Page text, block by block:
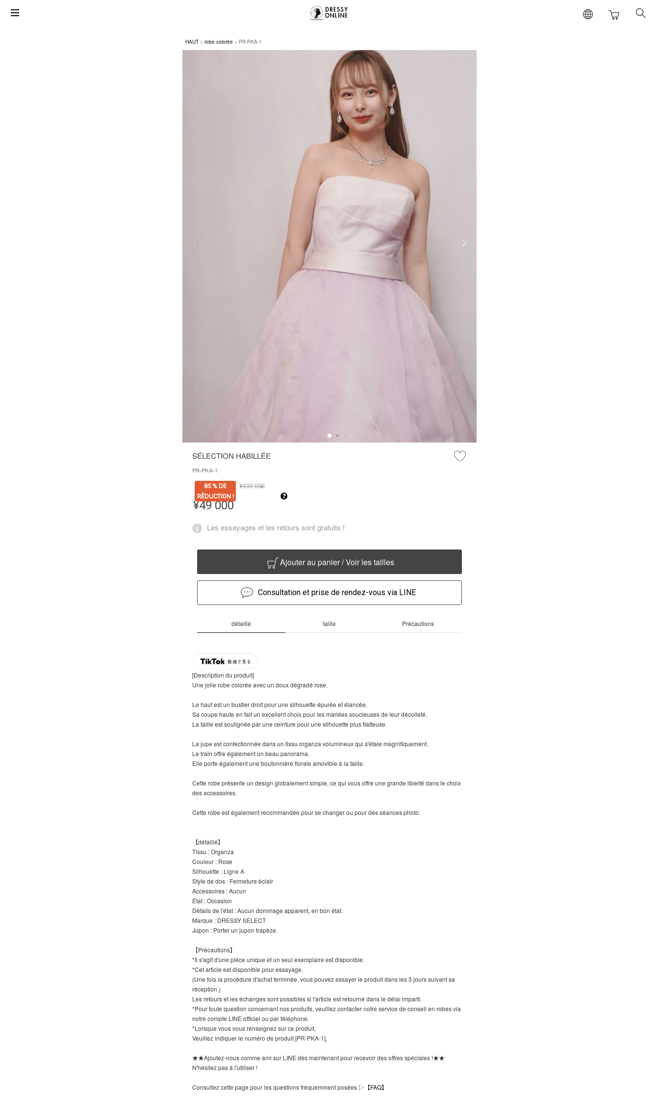
HAUT robe colorée PR-PKA-1
SÉLECTION HABILLÉE
PR-PKA-1
¥330 000
↓
85 % DE
RÉDUCTION !
¥49 000
Les essayages et les retours sont gratuits !
Ajouter au panier / Voir les tailles
Consultation et prise de rendez-vous via LINE
détaillé taille Précautions
[Description du produit]
Une jolie robe colorée avec un doux dégradé rose.
Le haut est un bustier droit pour une silhouette épurée et élancée.
Sa coupe haute en fait un excellent choix pour les mariées soucieuses de leur décolleté.
La taille est soulignée par une ceinture pour une silhouette plus flatteuse.
La jupe est confectionnée dans un tissu organza volumineux qui s'étale magnifiquement.
Le train offre également un beau panorama.
Elle porte également une boutonnière florale amovible à la taille.
Cette robe présente un design globalement simple, ce qui vous offre une grande liberté dans le choix
des accessoires.
Cette robe est également recommandée pour se changer ou pour des séances photo.
【détaillé】
Tissu : Organza
Couleur : Rose
Silhouette : Ligne A
Style de dos : Fermeture éclair
Accessoires : Aucun
État : Occasion
Détails de l'état : Aucun dommage apparent, en bon état.
Marque : DRESSY SELECT
Jupon : Porter un jupon trapèze.
【Précautions】
*Il s'agit d'une pièce unique et un seul exemplaire est disponible.
*Cet article est disponible pour essayage.
(Une fois la procédure d'achat terminée, vous pouvez essayer le produit dans les 3 jours suivant sa
réception.)
Les retours et les échanges sont possibles si l'article est retourné dans le délai imparti.
*Pour toute question concernant nos produits, veuillez contacter notre service de conseil en robes via
notre compte LINE officiel ou par téléphone.
*Lorsque vous vous renseignez sur ce produit,
Veuillez indiquer le numéro de produit [PR-PKA-1].
★★Ajoutez-nous comme ami sur LINE dès maintenant pour recevoir des offres spéciales !★★
N'hésitez pas à l'utiliser !
Consultez cette page pour les questions fréquemment posées ▷ 【FAQ】